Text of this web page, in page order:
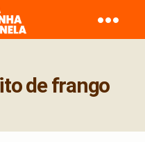
de frango